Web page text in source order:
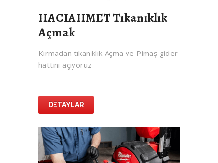
HACIAHMET Tıkanıklık
Açmak
Kırmadan tıkanıklık Açma ve Pimaş gider
hattını açıyoruz
DETAYLAR